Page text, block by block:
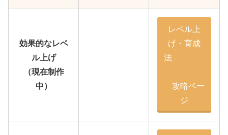
効果的なレベ
ル上げ
（現在制作
中）
レベル上
げ・育成
法
攻略ペー
ジ